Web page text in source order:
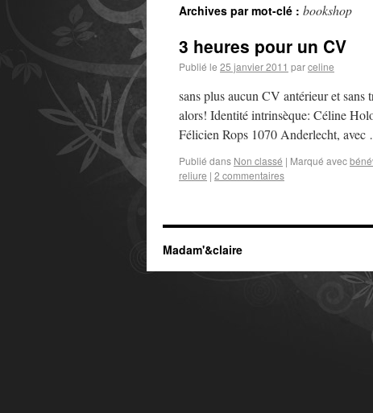
Archives par mot-clé : bookshop
3 heures pour un CV
Publié le 25 janvier 2011 parceline
sans plus aucun CV antérieur et
alors! Identité intrinsèque: Céline
Félicien Rops 1070 Anderlecht,
Publié dans Non classé | Marqué avec
reliure | 2 commentaires
Madam'&claire